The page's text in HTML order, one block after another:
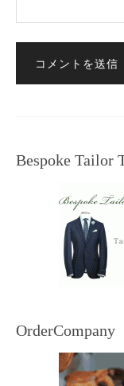
Bespoke Tailor
OrderCompany